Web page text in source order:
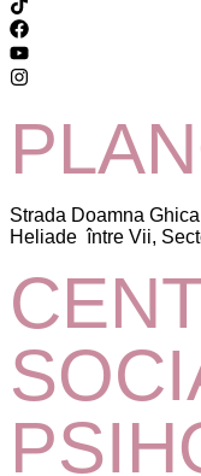
Strada Doamna
Heliade între Vii,